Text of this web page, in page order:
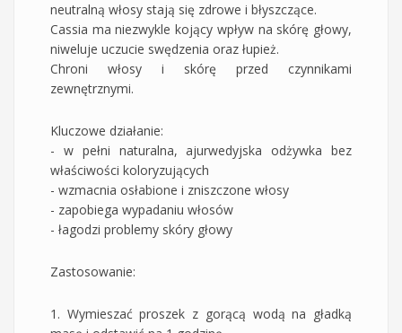
neutralną włosy stają się zdrowe i błyszczące.
Cassia ma niezwykle kojący wpływ na skórę głowy,
niweluje uczucie swędzenia oraz łupież.
Chroni włosy i skórę przed czynnikami
zewnętrznymi.
Kluczowe działanie:
- w pełni naturalna, ajurwedyjska odżywka bez
właściwości koloryzujących
- wzmacnia osłabione i zniszczone włosy
- zapobiega wypadaniu włosów
- łagodzi problemy skóry głowy
Zastosowanie:
1. Wymieszać proszek z gorącą wodą na gładką